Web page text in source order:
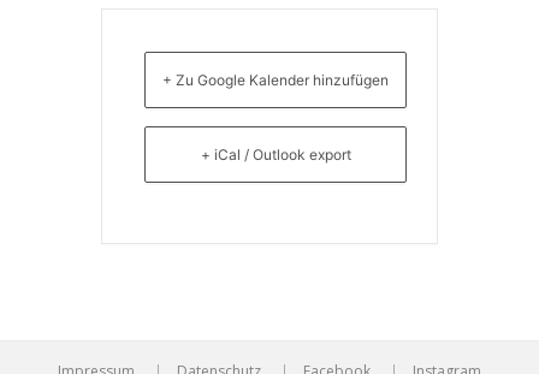
+ Zu Google Kalender hinzufügen
+ iCal / Outlook export